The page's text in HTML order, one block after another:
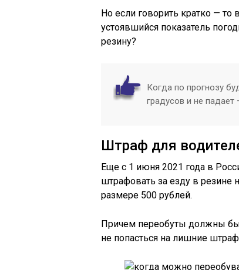
Но если говорить кратко — то
устоявшийся показатель
резину?
Когда по прогнозу
градусов и не
Штраф для
Еще с 1 июня 2021 года в
штрафовать за езду в резине
размере 500 рублей.
Причем переобуты должны
не попасться на лишние